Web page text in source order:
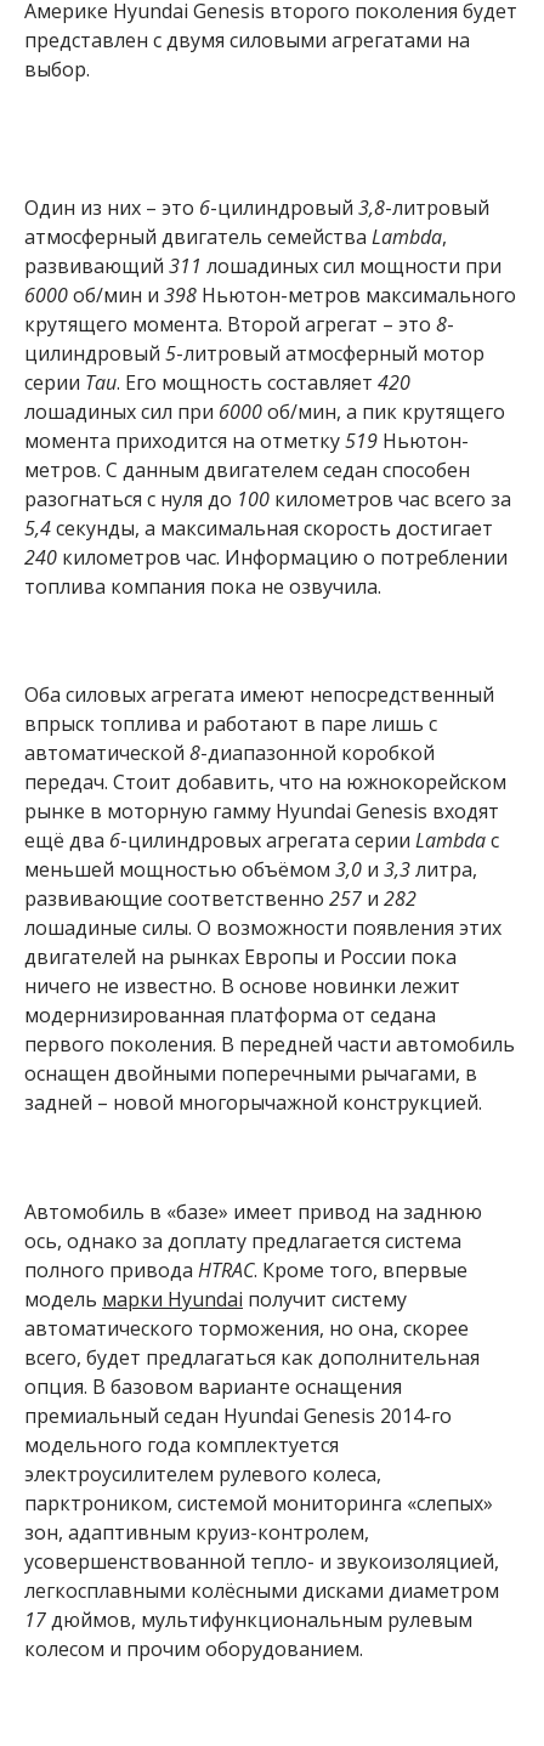
Америке Hyundai Genesis второго поколения будет
представлен с двумя силовыми агрегатами на
выбор.
Один из них – это 6-цилиндровый 3,8-литровый
атмосферный двигатель семейства Lambda,
развивающий 311 лошадиных сил мощности при
6000об/мин и 398 Ньютон-метров максимального
крутящего момента. Второй агрегат – это 8-
цилиндровый 5-литровый атмосферный мотор
серии Tau. Его мощность составляет 420
лошадиных сил при 6000об/мин, а пик крутящего
момента приходится на отметку519 Ньютон-
метров. С данным двигателем седан способен
разогнаться с нуля до 100 километров час всего за
5,4секунды, а максимальная скорость достигает
240 километров час. Информацию о потреблении
топлива компания пока не озвучила.
Оба силовых агрегата имеют непосредственный
впрыск топлива и работают в паре лишь с
автоматической 8-диапазонной коробкой
передач. Стоит добавить, что на южнокорейском
рынке в моторную гамму Hyundai Genesis входят
ещё два 6-цилиндровых агрегата серии Lambdaс
меньшей мощностью объёмом 3,0 и 3,3литра,
развивающие соответственно 257 и 282
лошадиные силы. О возможности появления этих
двигателей на рынках Европы и России пока
ничего не известно. В основе новинки лежит
модернизированная платформа от седана
первого поколения. В передней части автомобиль
оснащен двойными поперечными рычагами, в
задней – новой многорычажной конструкцией.
Автомобиль в «базе» имеет привод на заднюю
ось, однако за доплату предлагается система
полного привода HTRAC. Кроме того, впервые
модель марки Hyundai получит систему
автоматического торможения, но она, скорее
всего, будет предлагаться как дополнительная
опция. В базовом варианте оснащения
премиальный седан Hyundai Genesis 2014-го
модельного года комплектуется
электроусилителем рулевого колеса,
парктроником, системой мониторинга «слепых»
зон, адаптивным круиз-контролем,
усовершенствованной тепло- и звукоизоляцией,
легкосплавными колёсными дисками диаметром
17дюймов, мультифункциональным рулевым
колесом и прочим оборудованием.